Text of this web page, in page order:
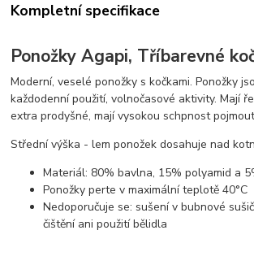
Kompletní specifikace
Ponožky Agapi, Tříbarevné
Moderní, veselé ponožky s kočkami. Ponožky
každodenní použití, volnočasové aktivity. Mají
extra prodyšné, mají vysokou schpnost
Střední výška - lem ponožek dosahuje nad
Materiál: 80% bavlna, 15% polyamid a
Ponožky perte v maximální teplotě 40°C
Nedoporučuje se: sušení v bubnové
čištění ani použití bělidla